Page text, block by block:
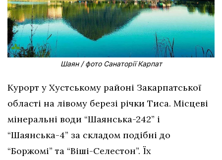
Шаян / фото Санаторії Карпат
Курорт у Хустському районі Закарпатської
області на лівому березі річки Тиса. Місцеві
мінеральні води “Шаянська-242” і
“Шаянська-4” за складом подібні до
“Боржомі” та “Віші-Селестон”. Їх